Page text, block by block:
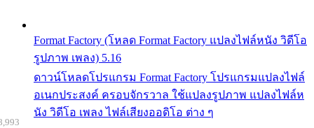
Format Factory (โหลด Format Factory แปลงไฟล์หนัง วิดีโอ
รูปภาพ เพลง) 5.16
ดาวน์โหลดโปรแกรม Format Factory โปรแกรมแปลงไฟล์
อเนกประสงค์ ครอบจักรวาล ใช้แปลงรูปภาพ แปลงไฟล์ห
นัง วิดีโอ เพลง ไฟล์เสียงออดิโอ ต่าง ๆ